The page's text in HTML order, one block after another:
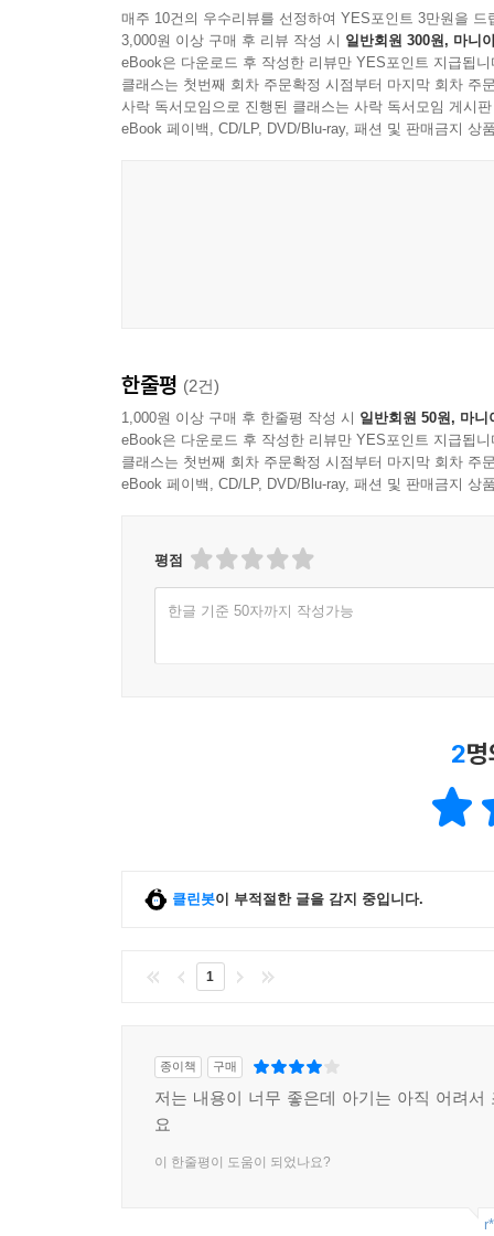
매주 10건의 우수리뷰를 선정하여 YES포인트 3만원을 드
3,000원 이상 구매 후 리뷰 작성 시 일반회원 300원, 마니
eBook은 다운로드 후 작성한 리뷰만 YES포인트 지급됩니
클래스는 첫번째 회차 주문확정 시점부터 마지막 회차 주
사락 독서모임으로 진행된 클래스는 사락 독서모임 게시
eBook 페이백, CD/LP, DVD/Blu-ray, 패션 및 판매금지 상
한줄평 (2건)
1,000원 이상 구매 후 한줄평 작성 시 일반회원 50원, 마니
eBook은 다운로드 후 작성한 리뷰만 YES포인트 지급됩니
클래스는 첫번째 회차 주문확정 시점부터 마지막 회차 주
eBook 페이백, CD/LP, DVD/Blu-ray, 패션 및 판매금지 상
평점
한글 기준 50자까지 작성가능
2
클린봇이 부적절한 글을 감지 중입니다.
1
종이책 구매
저는 내용이 너무 좋은데 아기는 아직 어려서
요
이 한줄평이 도움이 되었나요?